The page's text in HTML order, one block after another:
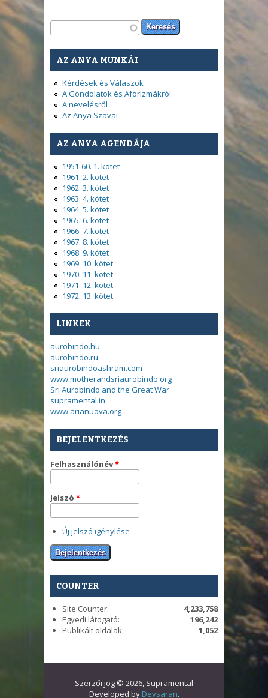
Keresés űrlap
Keresés
AZ ANYA MUNKÁI
Kérdések és Válaszok
A Gondolatok és Aforizmákról
A nevelésről
Az Anya Szavai
AZ ANYA AGENDÁJA
1951-60. 1. kötet
1961. 2. kötet
1962. 3. kötet
1963. 4. kötet
1964. 5. kötet
1965. 6. kötet
1966. 7. kötet
1967. 8. kötet
1968. 9. kötet
1969. 10. kötet
1970. 11. kötet
1971. 12. kötet
1972. 13. kötet
LINKEK
aurobindo.hu
aurobindo.ru
sriaurobindoashram.com
www.motherandsriaurobindo.org
Sri Aurobindo and the Great War
supramental.in
www.arianuova.org
BEJELENTKEZÉS
Felhasználónév*
Jelszó *
Új jelszó igénylése
COUNTER
Site Counter:
4,233,758
Egyedi látogató:
196,242
Publikált oldalak:
1,052
Szerzői jog © 2026, Supramental
Developed by Devsaran.